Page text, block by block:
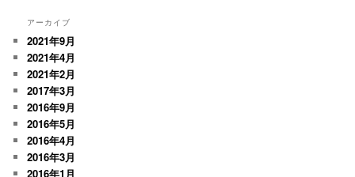
アーカイブ
2021年9月
2021年4月
2021年2月
2017年3月
2016年9月
2016年5月
2016年4月
2016年3月
2016年1月